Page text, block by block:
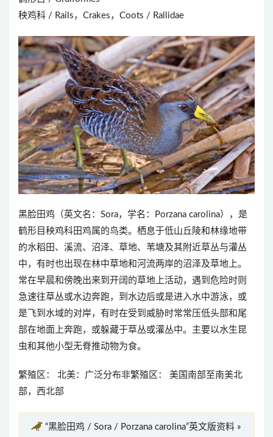
秧鸡科 / Rails，Crakes，Coots / Rallidae
黑脸田鸡（英文名：Sora，学名：Porzana carolina），是
鹤形目秧鸡科田鸡属的鸟类。栖息于低山丘陵和林缘地带
的水稻田、溪流、沼泽、草地、苇塘及其附近草丛与灌丛
中，有时也出现在林中草地和河流两岸的沼泽及草地上。
常在早晨和傍晚出来到开阔的草地上活动，遇到危险时则
急速往草丛或水边奔跑，到水边后或是进入水中游泳，或
是飞到水域的对岸，有时在受到威胁时常常压低头部和尾
部在地面上奔跑，或躲藏于草丛或灌丛中。主要以水生昆
虫和其他小型无脊推动物为食。
繁殖区： 北美：广泛分布非繁殖区： 美国南部至南美北
部，西北部
“黑脸田鸡 / Sora / Porzana carolina”英文版资料 »